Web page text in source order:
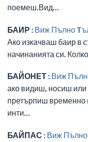
поемеш.Вид…
БАИР : Виж Пълно
Ако изкачваш баир в
начинанията си.
БАЙОНЕТ : Виж
ако видиш, носиш
претърпиш временно
инти…
БАЙПАС : Виж Пълно